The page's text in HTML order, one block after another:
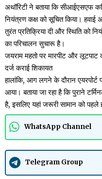
अथॉरिटी ने बताया कि सीआईएसएफ
नियंत्रण कक्ष को सूचित किया।
तुरंत प्रतिक्रिया दी और स्थिति को
का परिचालन सुचारू है।
जयराम महतो पर मारपीट और
दर्ज कराई शिकायत
हालांकि, आग लगने के दौरान
आया। बताया जा रहा है कि पुराने
है, इसलिए यहां जरूरी सामान को पहले
WhatsApp Channel
Telegram Group